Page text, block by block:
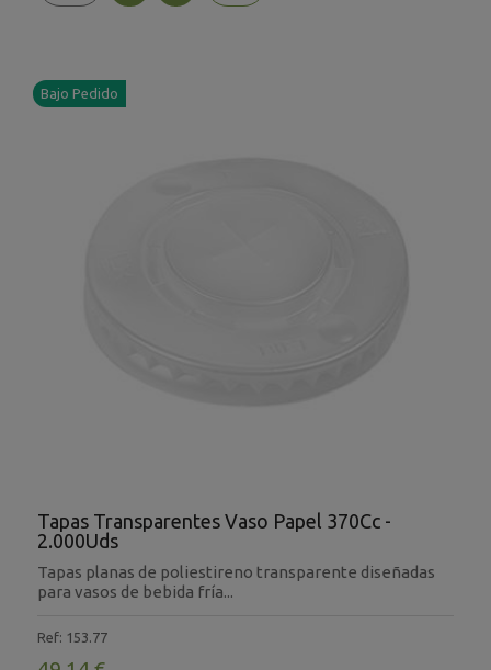
Tapas Transparentes Vaso Papel 370Cc -
2.000Uds
Tapas planas de poliestireno transparente diseñadas
para vasos de bebida fría...
Ref: 153.77
Bajo Pedido